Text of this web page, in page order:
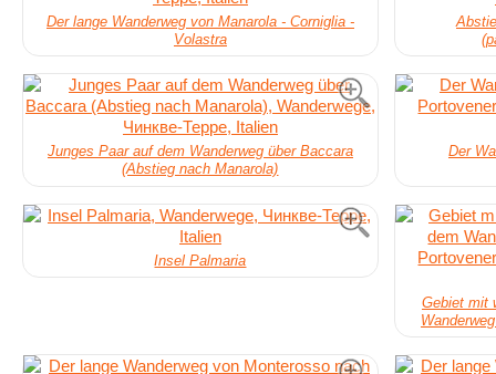
Der lange Wanderweg von Manarola - Corniglia -
Volastra
Junges Paar auf dem Wanderweg über Baccara
(Abstieg nach Manarola)
Der
Insel Palmaria
Gebiet mit